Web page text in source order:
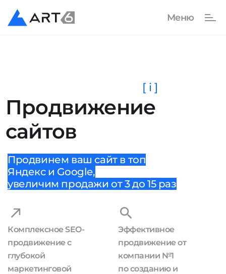
Продвижение
сайтов
[ i ]
Продвинем ваш сайт в топ
Яндекс и Google,
увеличим продажи от 3 до 15 раз
Комплексное SEO-
продвижение с
глубокой
маркетинговой
Эффективное
продвижение от
компании №1
по созданию и